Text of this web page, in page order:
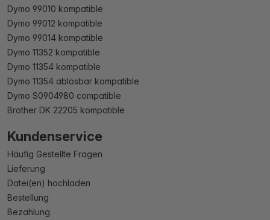
Dymo 99010 kompatible
Dymo 99012 kompatible
Dymo 99014 kompatible
Dymo 11352 kompatible
Dymo 11354 kompatible
Dymo 11354 ablösbar kompatible
Dymo S0904980 compatible
Brother DK 22205 kompatible
Kundenservice
Häufig Gestellte Fragen
Lieferung
Datei(en) hochladen
Bestellung
Bezahlung